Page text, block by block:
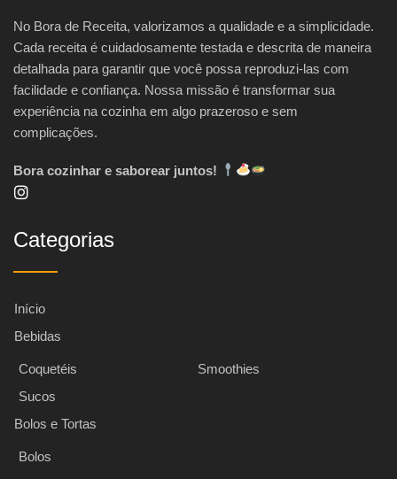
No Bora de Receita, valorizamos a qualidade e a simplicidade.
Cada receita é cuidadosamente testada e descrita de maneira
detalhada para garantir que você possa reproduzi-las com
facilidade e confiança. Nossa missão é transformar sua
experiência na cozinha em algo prazeroso e sem
complicações.
Bora cozinhar e saborear juntos!
Categorias
Início
Bebidas
Coquetéis
Smoothies
Sucos
Bolos e Tortas
Bolos